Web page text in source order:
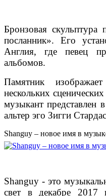
Бронзовая скульптура
посланник». Его
Англия, где певец
альбомов.
Памятник
нескольких
музыкант представлен
альтер эго Зигги
Shanguy – новое имя в
Shanguy - это
свет в декабре 2017